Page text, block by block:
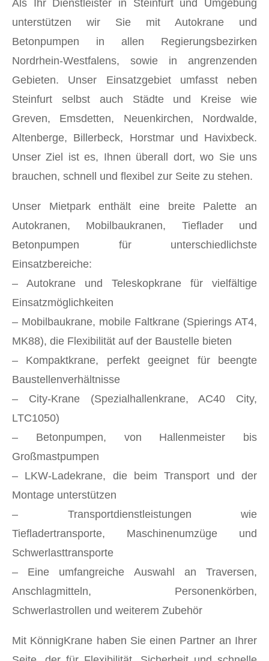
Als Ihr Dienstleister in Steinfurt und Umgebung
unterstützen wir Sie mit Autokrane und
Betonpumpen in allen Regierungsbezirken
Nordrhein-Westfalens, sowie in angrenzenden
Gebieten. Unser Einsatzgebiet umfasst neben
Steinfurt selbst auch Städte und Kreise wie
Greven, Emsdetten, Neuenkirchen, Nordwalde,
Altenberge, Billerbeck, Horstmar und Havixbeck.
Unser Ziel ist es, Ihnen überall dort, wo Sie uns
brauchen, schnell und flexibel zur Seite zu stehen.
Unser Mietpark enthält eine breite Palette an
Autokranen, Mobilbaukranen, Tieflader und
Betonpumpen für unterschiedlichste
Einsatzbereiche:
– Autokrane und Teleskopkrane für vielfältige
Einsatzmöglichkeiten
– Mobilbaukrane, mobile Faltkrane (Spierings AT4,
MK88), die Flexibilität auf der Baustelle bieten
– Kompaktkrane, perfekt geeignet für beengte
Baustellenverhältnisse
– City-Krane (Spezialhallenkrane, AC40 City,
LTC1050)
– Betonpumpen, von Hallenmeister bis
Großmastpumpen
– LKW-Ladekrane, die beim Transport und der
Montage unterstützen
– Transportdienstleistungen wie
Tiefladertransporte, Maschinenumzüge und
Schwerlasttransporte
– Eine umfangreiche Auswahl an Traversen,
Anschlagmitteln, Personenkörben,
Schwerlastrollen und weiterem Zubehör
Mit KönnigKrane haben Sie einen Partner an Ihrer